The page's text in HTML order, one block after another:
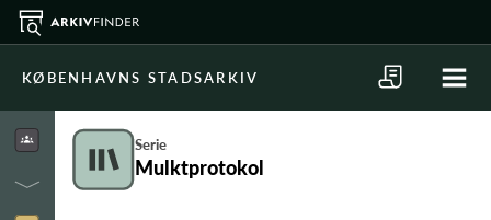
KØBENHAVNS STADSARKIV
Serie
Mulktprotokol